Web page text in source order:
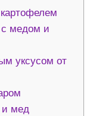
медом и
уксусом от
мед